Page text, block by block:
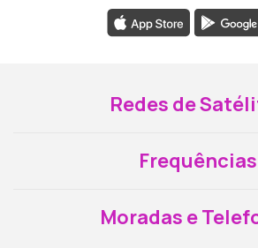
Redes de
Frequências
Moradas e